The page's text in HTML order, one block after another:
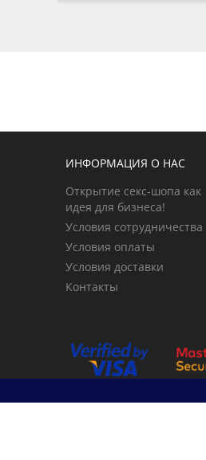
ИНФОРМАЦИЯ О НАС
Открытие секс-шопа как
идея для бизнеса!
Условия сотрудничества
Условия оплаты
Условия доставки
Контакты